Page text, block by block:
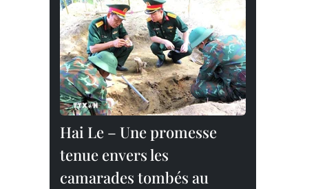
Hai Le – Une promesse
tenue envers les
camarades tombés au